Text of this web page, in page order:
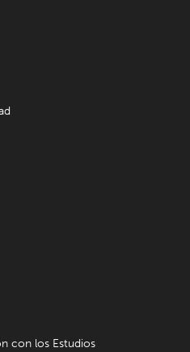
con los Estudios